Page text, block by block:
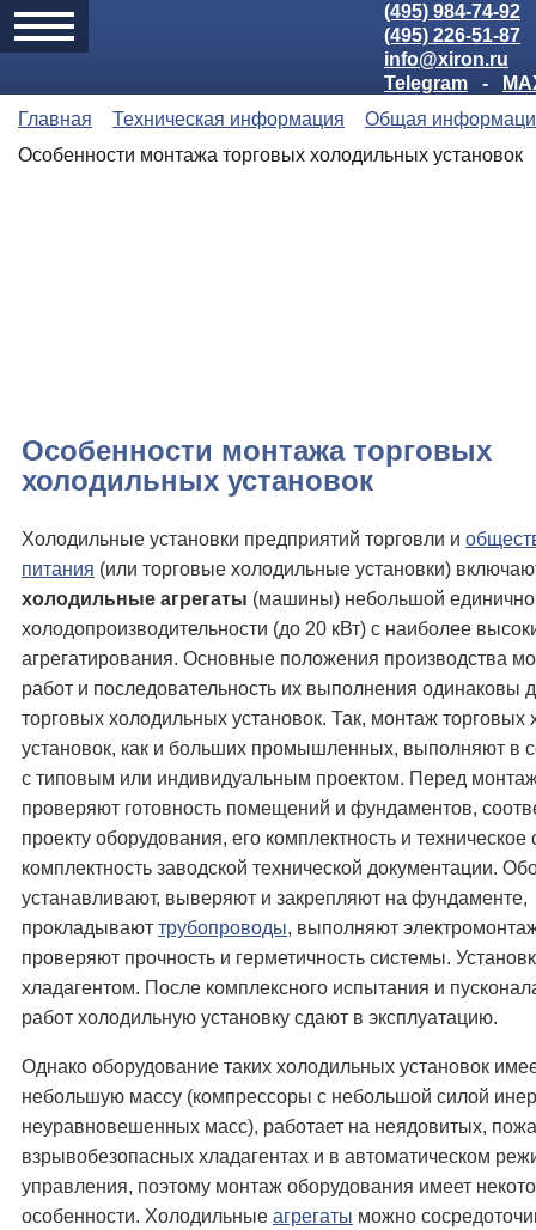
(495) 984-74-92
(495) 226-51-87
info@xiron.ru
Telegram
-
Главная
Техническая информация
Общая
Особенности монтажа торговых холодильных установок
Особенности монтажа торговых
холодильных установок
Холодильные установки предприятий торговли и
питания (или торговые холодильные установки)
холодильные агрегаты (машины) небольшой
холодопроизводительности (до 20 кВт) с наиболее
агрегатирования. Основные положения производства
работ и последовательность их выполнения одинаковы
торговых холодильных установок. Так, монтаж торговых
установок, как и больших промышленных, выполняют в
с типовым или индивидуальным проектом. Перед
проверяют готовность помещений и фундаментов,
проекту оборудования, его комплектность и техническое
комплектность заводской технической документации.
устанавливают, выверяют и закрепляют на фундаменте,
прокладывают трубопроводы, выполняют
проверяют прочность и герметичность системы.
хладагентом. После комплексного испытания и
работ холодильную установку сдают в эксплуатацию.
Однако оборудование таких холодильных установок
небольшую массу (компрессоры с небольшой силой
неуравновешенных масс), работает на неядовитых,
взрывобезопасных хладагентах и в автоматическом
управления, поэтому монтаж оборудования имеет
особенности. Холодильные агрегаты можно